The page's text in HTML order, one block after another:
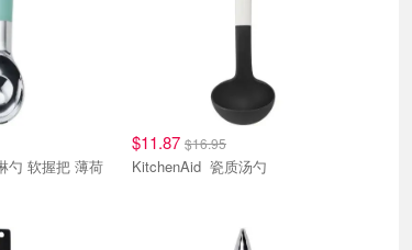
$11.87 $16.95
KitchenAid 瓷质汤勺